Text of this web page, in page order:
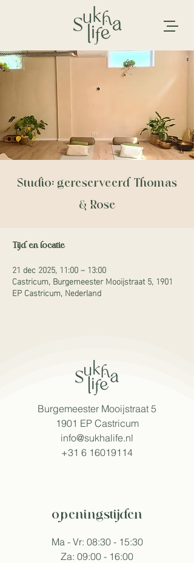
Studio: gereserveerd Thomas
& Rose
Tijd en locatie
21 dec 2025, 11:00 – 13:00
Castricum, Burgemeester Mooijstraat 5, 1901
EP Castricum, Nederland
Burgemeester Mooijstraat 5
1901 EP Castricum​
info@sukhalife.nl
+31 6 16019114
openingstijden
Ma - Vr: 08:30 - 15:30
Za: 09:00 - 16:00